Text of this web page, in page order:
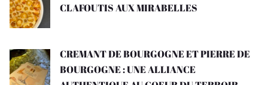
CLAFOUTIS AUX MIRABELLES
CREMANT DE BOURGOGNE ET PIERRE DE
BOURGOGNE : UNE ALLIANCE